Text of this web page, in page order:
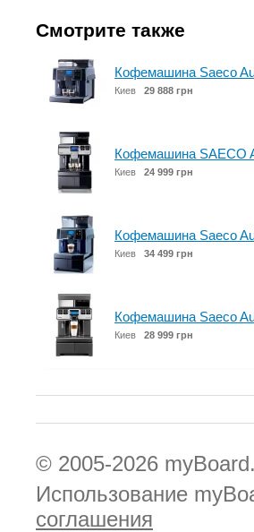
Смотрите также
Кофемашина Saeco
Киев 29 888 грн
Кофемашина SAECO
Киев 24 999 грн
Кофемашина Saeco
Киев 34 499 грн
Кофемашина Saeco
Киев 28 999 грн
© 2005-2026
Использование
соглашения